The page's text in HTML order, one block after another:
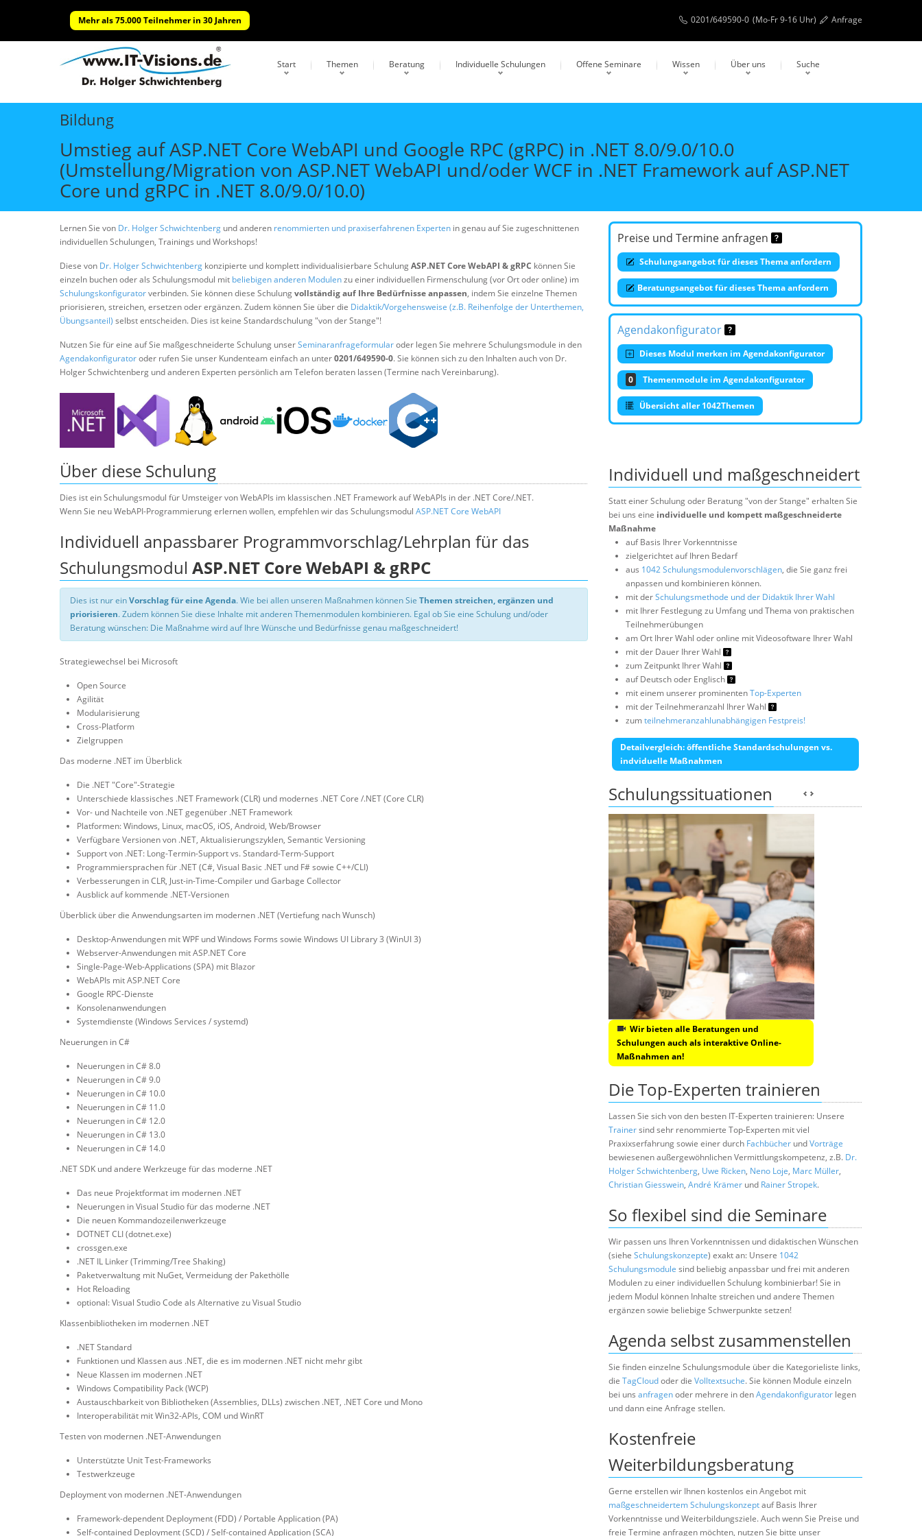
Mehr als 75.000 Teilnehmer in 30 Jahren 0201/649590-0 (Mo-Fr 9-16 Uhr) Anfrage
Start Themen Beratung Individuelle Schulungen Offene Seminare Wissen Über uns Suche
Bildung
Umstieg auf ASP.NET Core WebAPI und Google RPC (gRPC) in .NET 8.0/9.0/10.0
(Umstellung/Migration von ASP.NET WebAPI und/oder WCF in .NET Framework auf ASP.NET
Core und gRPC in .NET 8.0/9.0/10.0)
Lernen Sie von Dr. Holger Schwichtenberg und anderen renommierten und praxiserfahrenen Experten in genau auf Sie zugeschnittenen
individuellen Schulungen, Trainings und Workshops!
Diese von Dr. Holger Schwichtenberg konzipierte und komplett individualisierbare SchulungASP.NET Core WebAPI & gRPC können Sie
einzeln buchen oder als Schulungsmodul mit beliebigen anderen Modulenzu einer individuellen Firmenschulung (vor Ort oder online) im
Schulungskonfiguratorverbinden. Sie können diese Schulungvollständig auf Ihre Bedürfnisse anpassen, indem Sie einzelne Themen
priorisieren, streichen, ersetzen oder ergänzen. Zudem können Sie über die Didaktik/Vorgehensweise (z.B. Reihenfolge der Unterthemen,
Übungsanteil) selbst entscheiden. Dies ist keine Standardschulung "von der Stange"!
Nutzen Sie für eine auf Sie maßgeschneiderte Schulung unserSeminaranfrageformularoder legen Sie mehrere Schulungsmodule in den
Agendakonfiguratoroder rufen Sie unser Kundenteam einfach an unter0201/649590-0. Sie können sich zu den Inhalten auch von Dr.
Holger Schwichtenberg und anderen Experten persönlich am Telefon beraten lassen (Termine nach Vereinbarung).
Preise und Termine anfragen
Schulungsangebot für dieses Thema anfordern
Beratungsangebot für dieses Thema anfordern
Agendakonfigurator
Dieses Modul merken im Agendakonfigurator
0 Themenmodule im Agendakonfigurator
Übersicht aller 1042Themen
Über diese Schulung
Dies ist ein Schulungsmodul für Umsteiger von WebAPIs im klassischen .NET Framework auf WebAPIs in der .NET Core/.NET.
Wenn Sie neu WebAPI-Programmierung erlernen wollen, empfehlen wir das Schulungsmodul ASP.NET Core WebAPI
Individuell anpassbarer Programmvorschlag/Lehrplan für das
Schulungsmodul ASP.NET Core WebAPI & gRPC
Dies ist nur einVorschlag für eine Agenda. Wie bei allen unseren Maßnahmen können Sie Themen streichen, ergänzen und
priorisieren. Zudem können Sie diese Inhalte mit anderen Themenmodulen kombinieren. Egal ob Sie eine Schulung und/oder
Beratung wünschen: Die Maßnahme wird auf Ihre Wünsche und Bedürfnisse genau maßgeschneidert!
Strategiewechsel bei Microsoft
Open Source
Agilität
Modularisierung
Cross-Platform
Zielgruppen
Das moderne .NET im Überblick
Die .NET "Core"-Strategie
Unterschiede klassisches .NET Framework (CLR) und modernes .NET Core /.NET (Core CLR)
Vor- und Nachteile von .NET gegenüber .NET Framework
Platformen: Windows, Linux, macOS, iOS, Android, Web/Browser
Verfügbare Versionen von .NET, Aktualisierungszyklen, Semantic Versioning
Support von .NET: Long-Termin-Support vs. Standard-Term-Support
Programmiersprachen für .NET (C#, Visual Basic .NET und F# sowie C++/CLI)
Verbesserungen in CLR, Just-in-Time-Compiler und Garbage Collector
Ausblick auf kommende .NET-Versionen
Überblick über die Anwendungsarten im modernen .NET (Vertiefung nach Wunsch)
Desktop-Anwendungen mit WPF und Windows Forms sowie Windows UI Library 3 (WinUI 3)
Webserver-Anwendungen mit ASP.NET Core
Single-Page-Web-Applications (SPA) mit Blazor
WebAPIs mit ASP.NET Core
Google RPC-Dienste
Konsolenanwendungen
Systemdienste (Windows Services / systemd)
Neuerungen in C#
Neuerungen in C# 8.0
Neuerungen in C# 9.0
Neuerungen in C# 10.0
Neuerungen in C# 11.0
Neuerungen in C# 12.0
Neuerungen in C# 13.0
Neuerungen in C# 14.0
.NET SDK und andere Werkzeuge für das moderne .NET
Das neue Projektformat im modernen .NET
Neuerungen in Visual Studio für das moderne .NET
Die neuen Kommandozeilenwerkzeuge
DOTNET CLI (dotnet.exe)
crossgen.exe
.NET IL Linker (Trimming/Tree Shaking)
Paketverwaltung mit NuGet, Vermeidung der Pakethölle
Hot Reloading
optional: Visual Studio Code als Alternative zu Visual Studio
Klassenbibliotheken im modernen .NET
.NET Standard
Funktionen und Klassen aus .NET, die es im modernen .NET nicht mehr gibt
Neue Klassen im modernen .NET
Windows Compatibility Pack (WCP)
Austauschbarkeit von Bibliotheken (Assemblies, DLLs) zwischen .NET, .NET Core und Mono
Interoperabilität mit Win32-APIs, COM und WinRT
Testen von modernen .NET-Anwendungen
Unterstützte Unit Test-Frameworks
Testwerkzeuge
Deployment von modernen .NET-Anwendungen
Framework-dependent Deployment (FDD) / Portable Application (PA)
Self-contained Deployment (SCD) / Self-contained Application (SCA)
Individuell und maßgeschneidert
Statt einer Schulung oder Beratung "von der Stange" erhalten Sie
bei uns eine individuelle und kompett maßgeschneiderte
Maßnahme
auf Basis Ihrer Vorkenntnisse
zielgerichtet auf Ihren Bedarf
aus 1042 Schulungsmodulenvorschlägen, die Sie ganz frei
anpassen und kombinieren können.
mit derSchulungsmethode und der Didaktik Ihrer Wahl
mit Ihrer Festlegung zu Umfang und Thema von praktischen
Teilnehmerübungen
am Ort Ihrer Wahl oder online mit Videosoftware Ihrer Wahl
mit der Dauer Ihrer Wahl
zum Zeitpunkt Ihrer Wahl
auf Deutsch oder Englisch
mit einem unserer prominentenTop-Experten
mit der Teilnehmeranzahl Ihrer Wahl
zumteilnehmeranzahlunabhängigen Festpreis!
Detailvergleich: öffentliche Standardschulungen vs.
indviduelle Maßnahmen
Schulungssituationen
Wir bieten alle Beratungen und
Schulungen auch als interaktive Online-
Maßnahmen an!
Die Top-Experten trainieren
Lassen Sie sich von den besten IT-Experten trainieren: Unsere
Trainersind sehr renommierte Top-Experten mit viel
Praxixserfahrung sowie einer durch Fachbücher undVorträge
bewiesenen außergewöhnlichen Vermittlungskompetenz, z.B. Dr.
Holger Schwichtenberg, Uwe Ricken, Neno Loje, Marc Müller,
Christian Giesswein, André Krämer und Rainer Stropek.
So flexibel sind die Seminare
Wir passen uns Ihren Vorkenntnissen und didaktischen Wünschen
(siehe Schulungskonzepte) exakt an: Unsere 1042
Schulungsmodule sind beliebig anpassbar und frei mit anderen
Modulen zu einer individuellen Schulung kombinierbar! Sie in
jedem Modul können Inhalte streichen und andere Themen
ergänzen sowie beliebige Schwerpunkte setzen!
Agenda selbst zusammenstellen
Sie finden einzelne Schulungsmodule über die Kategorieliste links,
die TagCloudoder die Volltextsuche. Sie können Module einzeln
bei uns anfragenoder mehrere in denAgendakonfigurator legen
und dann eine Anfrage stellen.
Kostenfreie
Weiterbildungsberatung
Gerne erstellen wir Ihnen kostenlos ein Angebot mit
maßgeschneidertem Schulungskonzeptauf Basis Ihrer
Vorkenntnisse und Weiterbildungsziele. Auch wenn Sie Preise und
freie Termine anfragen möchten, nutzen Sie bitte unser